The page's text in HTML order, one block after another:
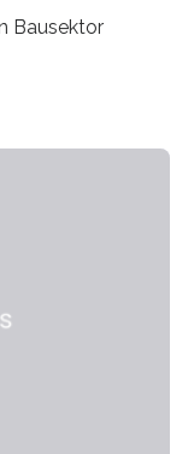
Bausektor
kreiert werden.